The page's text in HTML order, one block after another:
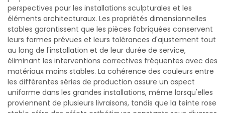
perspectives pour les installations sculpturales et les
éléments architecturaux. Les propriétés dimensionnelles
stables garantissent que les pièces fabriquées conservent
leurs formes prévues et leurs tolérances d'ajustement tout
au long de l'installation et de leur durée de service,
éliminant les interventions correctives fréquentes avec des
matériaux moins stables. La cohérence des couleurs entre
les différentes séries de production assure un aspect
uniforme dans les grandes installations, même lorsqu'elles
proviennent de plusieurs livraisons, tandis que la teinte rose